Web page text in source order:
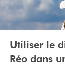
Utiliser le
Réo dans